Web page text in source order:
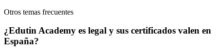
Otros temas frecuentes
¿Edutin Academy es legal y sus certificados valen en
España?